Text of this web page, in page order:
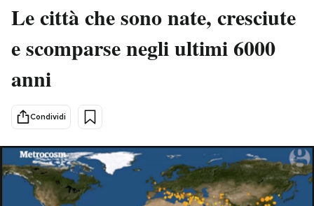
Italia
Politica
Tecnologia
Scienza
Economia
Sport
Moda
Consumismi
Altrecose
Mondiali calcio 2026
Le città che sono nate, cresciute
e scomparse negli ultimi 6000
anni
Condividi